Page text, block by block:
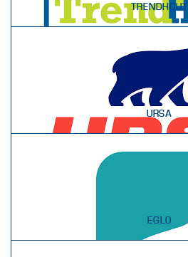
TRENDHOUT
URSA
EGLO